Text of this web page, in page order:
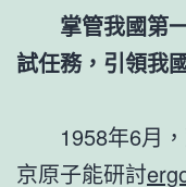
掌管我國第
試任務，引領我
1958年6月，
京原子能研討